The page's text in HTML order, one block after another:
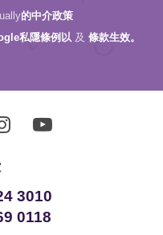
的中介政策
私隱條例以 及 條款生效。
3010
0118